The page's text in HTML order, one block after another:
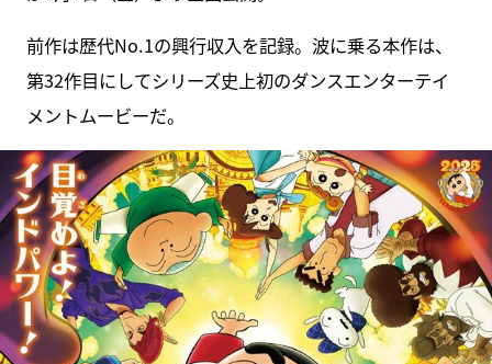
前作は歴代No.1の興行収入を記録。波に乗る本作は、
第32作目にしてシリーズ史上初のダンスエンターテイ
メントムービーだ。